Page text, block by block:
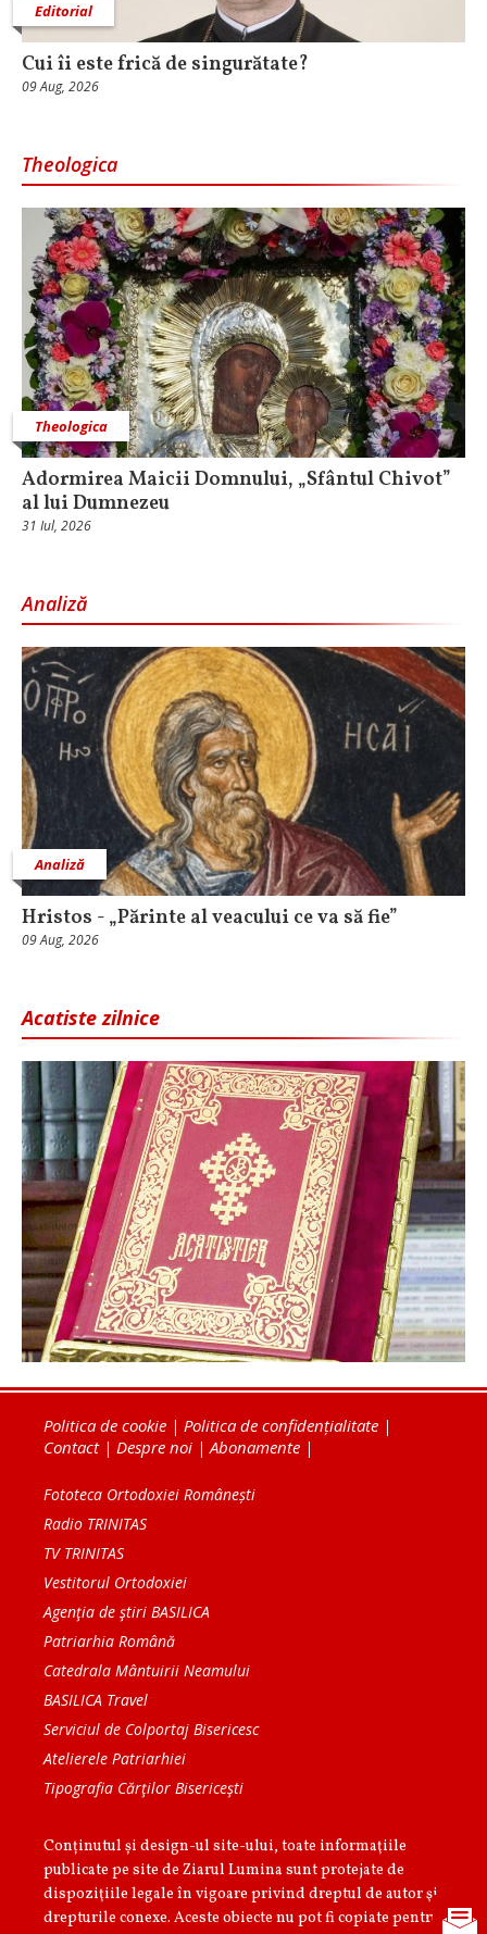
Editorial
Cui îi este frică de singurătate?
09 Aug, 2026
Theologica
Theologica
Adormirea Maicii Domnului, „Sfântul Chivot”
al lui Dumnezeu
31 Iul, 2026
Analiză
Analiză
Hristos - „Părinte al veacului ce va să fie”
09 Aug, 2026
Acatiste zilnice
Politica de cookie | Politica de confidențialitate |
Contact| Despre noi |Abonamente |
Fototeca Ortodoxiei Românești
Radio TRINITAS
TV TRINITAS
Vestitorul Ortodoxiei
Agenţia de ştiri BASILICA
Patriarhia Română
Catedrala Mântuirii Neamului
BASILICA Travel
Serviciul de Colportaj Bisericesc
Atelierele Patriarhiei
Tipografia Cărţilor Bisericeşti
Conținutul și design-ul site-ului, toate informaţiile
publicate pe site de Ziarul Lumina sunt protejate de
dispoziţiile legale în vigoare privind dreptul de autor şi
drepturile conexe. Aceste obiecte nu pot fi copiate pentru